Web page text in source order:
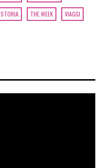
STORIA THE WEEK VIAGGI